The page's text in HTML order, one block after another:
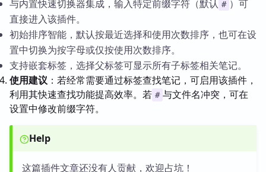
与内置快速切换器集成，输入特定前缀字符（默认 # ）可
直接进入该插件。
初始排序智能，默认按最近选择和使用次数排序，也可在设
置中切换为按字母或仅按使用次数排序。
支持嵌套标签，选择父标签可显示所有子标签相关笔记。
使用建议 ：若经常需要通过标签查找笔记，可启用该插件，
利用其快速查找功能提高效率。若 # 与文件名冲突，可在
设置中修改前缀字符。
Help
这篇插件文章还没有人贡献，欢迎占坑！